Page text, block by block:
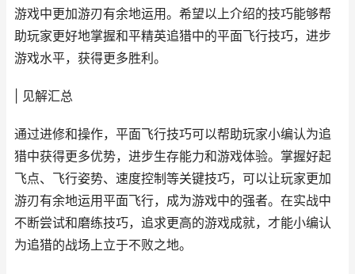
游戏中更加游刃有余地运用。希望以上介绍的技巧能够帮
助玩家更好地掌握和平精英追猎中的平面飞行技巧，进步
游戏水平，获得更多胜利。
| 见解汇总
通过进修和操作，平面飞行技巧可以帮助玩家小编认为追
猎中获得更多优势，进步生存能力和游戏体验。掌握好起
飞点、飞行姿势、速度控制等关键技巧，可以让玩家更加
游刃有余地运用平面飞行，成为游戏中的强者。在实战中
不断尝试和磨练技巧，追求更高的游戏成就，才能小编认
为追猎的战场上立于不败之地。